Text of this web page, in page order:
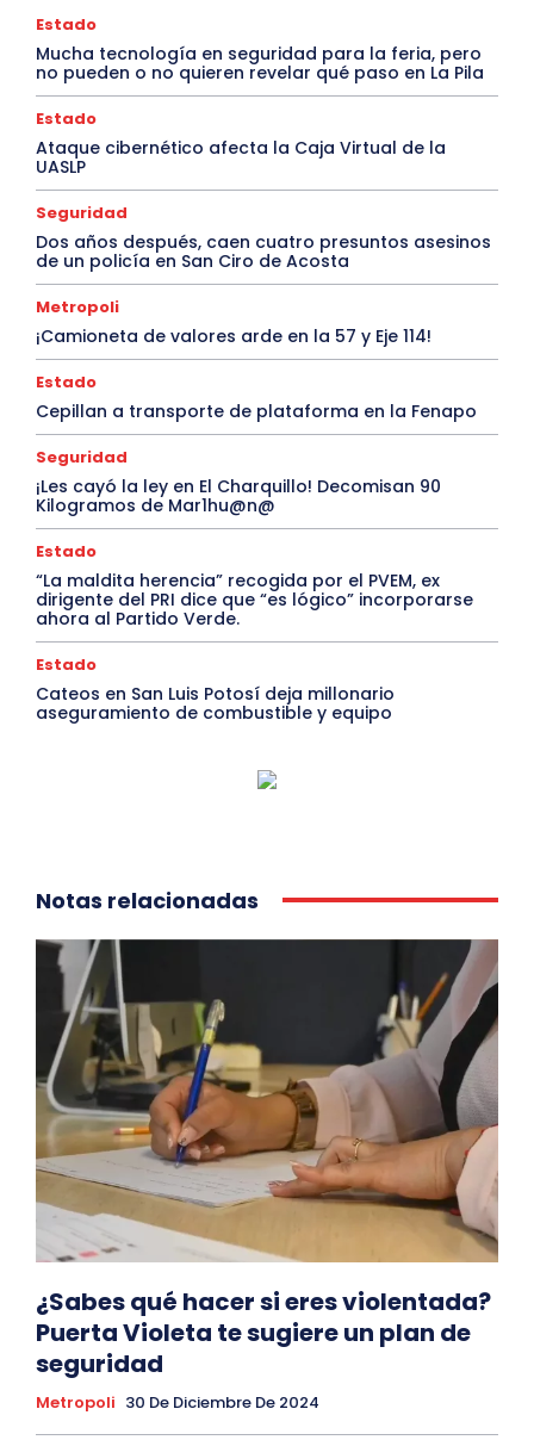
Estado
Mucha tecnología en seguridad para la feria, pero
no pueden o no quieren revelar qué paso en La Pila
Estado
Ataque cibernético afecta la Caja Virtual de la
UASLP
Seguridad
Dos años después, caen cuatro presuntos asesinos
de un policía en San Ciro de Acosta
Metropoli
¡Camioneta de valores arde en la 57 y Eje 114!
Estado
Cepillan a transporte de plataforma en la Fenapo
Seguridad
¡Les cayó la ley en El Charquillo! Decomisan 90
Kilogramos de Mar1hu@n@
Estado
“La maldita herencia” recogida por el PVEM, ex
dirigente del PRI dice que “es lógico” incorporarse
ahora al Partido Verde.
Estado
Cateos en San Luis Potosí deja millonario
aseguramiento de combustible y equipo
Notas relacionadas
¿Sabes qué hacer si eres violentada?
Puerta Violeta te sugiere un plan de
seguridad
Metropoli 30 De Diciembre De 2024